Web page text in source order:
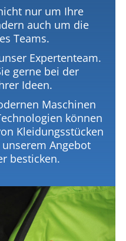
nur um Ihre
auch um die
Teams.
Expertenteam.
gerne bei der
Ideen.
Maschinen
können
Kleidungsstücken
Angebot
besticken.